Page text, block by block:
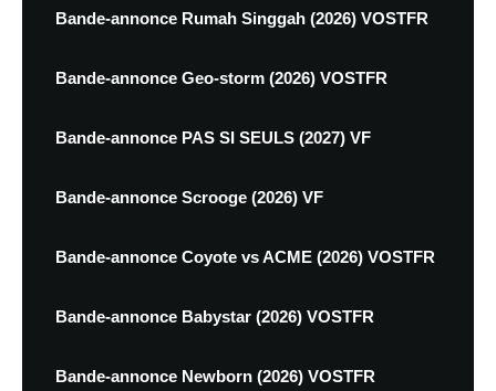
Bande-annonce Rumah Singgah (2026) VOSTFR
Bande-annonce Geo-storm (2026) VOSTFR
Bande-annonce PAS SI SEULS (2027) VF
Bande-annonce Scrooge (2026) VF
Bande-annonce Coyote vs ACME (2026) VOSTFR
Bande-annonce Babystar (2026) VOSTFR
Bande-annonce Newborn (2026) VOSTFR